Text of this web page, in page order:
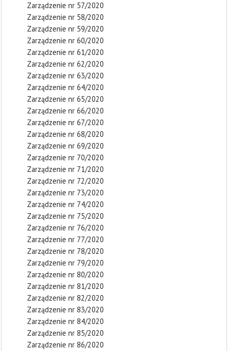
Zarządzenie nr 57/2020
Zarządzenie nr 58/2020
Zarządzenie nr 59/2020
Zarządzenie nr 60/2020
Zarządzenie nr 61/2020
Zarządzenie nr 62/2020
Zarządzenie nr 63/2020
Zarządzenie nr 64/2020
Zarządzenie nr 65/2020
Zarządzenie nr 66/2020
Zarządzenie nr 67/2020
Zarządzenie nr 68/2020
Zarządzenie nr 69/2020
Zarządzenie nr 70/2020
Zarządzenie nr 71/2020
Zarządzenie nr 72/2020
Zarządzenie nr 73/2020
Zarządzenie nr 74/2020
Zarządzenie nr 75/2020
Zarządzenie nr 76/2020
Zarządzenie nr 77/2020
Zarządzenie nr 78/2020
Zarządzenie nr 79/2020
Zarządzenie nr 80/2020
Zarządzenie nr 81/2020
Zarządzenie nr 82/2020
Zarządzenie nr 83/2020
Zarządzenie nr 84/2020
Zarządzenie nr 85/2020
Zarządzenie nr 86/2020